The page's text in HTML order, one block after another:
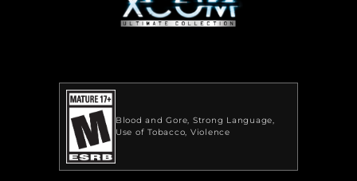
Blood and Gore Strong Language
Use of Tobacco Violence